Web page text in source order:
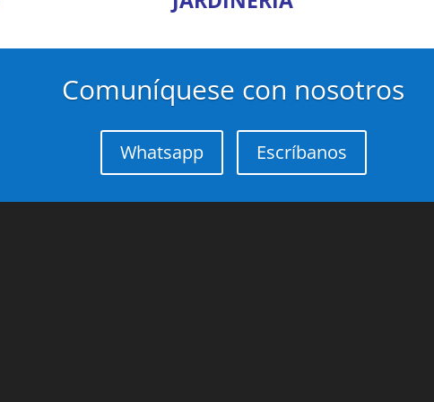
Comuníquese con nosotros
Whatsapp Escríbanos